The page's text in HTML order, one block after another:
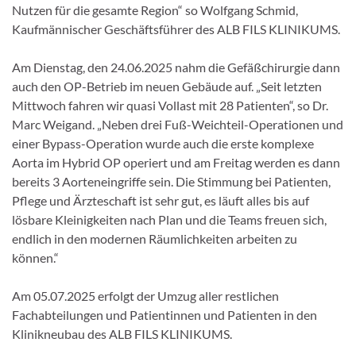
Nutzen für die gesamte Region“ so Wolfgang Schmid,
Kaufmännischer Geschäftsführer des ALB FILS KLINIKUMS.
Am Dienstag, den 24.06.2025 nahm die Gefäßchirurgie dann
auch den OP-Betrieb im neuen Gebäude auf. „Seit letzten
Mittwoch fahren wir quasi Vollast mit 28 Patienten“, so Dr.
Marc Weigand. „Neben drei Fuß-Weichteil-Operationen und
einer Bypass-Operation wurde auch die erste komplexe
Aorta im Hybrid OP operiert und am Freitag werden es dann
bereits 3 Aorteneingriffe sein. Die Stimmung bei Patienten,
Pflege und Ärzteschaft ist sehr gut, es läuft alles bis auf
lösbare Kleinigkeiten nach Plan und die Teams freuen sich,
endlich in den modernen Räumlichkeiten arbeiten zu
können.“
Am 05.07.2025 erfolgt der Umzug aller restlichen
Fachabteilungen und Patientinnen und Patienten in den
Klinikneubau des ALB FILS KLINIKUMS.